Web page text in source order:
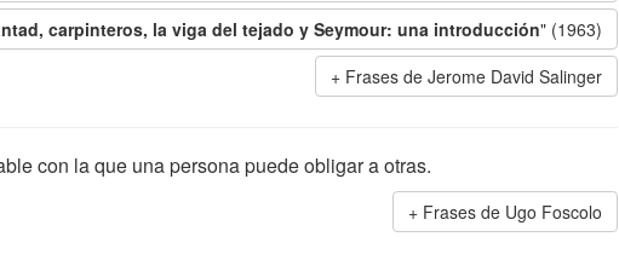
carpinteros, la viga del tejado y Seymour: una introducción" (1963)
Frases de Jerome David Salinger
con la que una persona puede obligar a otras.
Frases de Ugo Foscolo